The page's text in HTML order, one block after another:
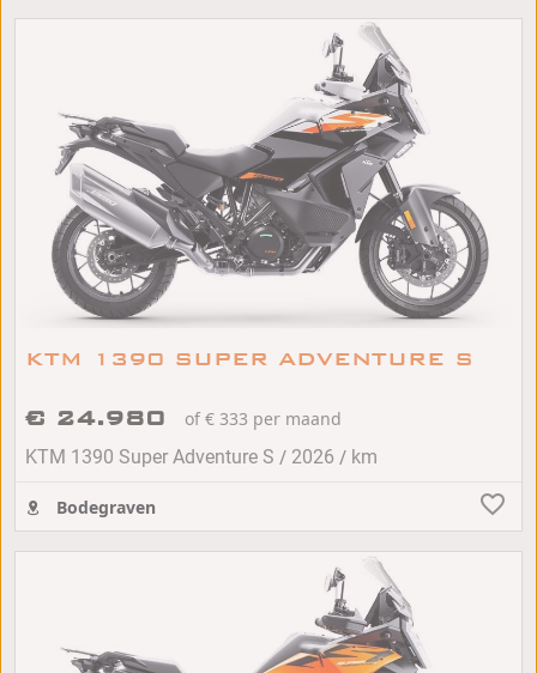
KTM 1390 SUPER ADVENTURE S
€ 24.980
of € 333 per maand
KTM 1390 Super Adventure S / 2026 / km
Bodegraven